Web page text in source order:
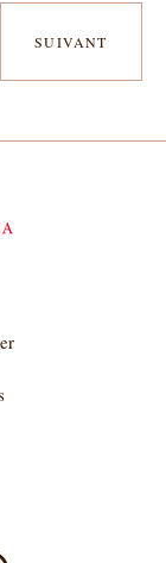
SUIVANT